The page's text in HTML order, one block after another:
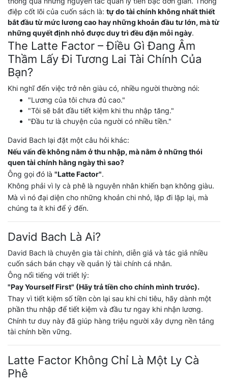
điệp cốt lõi của cuốn sách là: tự do tài chính không nhất thiết
bắt đầu từ mức lương cao hay những khoản đầu tư lớn, mà từ
những quyết định nhỏ được duy trì đều đặn mỗi ngày.
The Latte Factor – Điều Gì Đang Âm
Thầm Lấy Đi Tương Lai Tài Chính Của
Bạn?
Khi nghĩ đến việc trở nên giàu có, nhiều người thường nói:
"Lương của tôi chưa đủ cao."
"Tôi sẽ bắt đầu tiết kiệm khi thu nhập tăng."
"Đầu tư là chuyện của người có nhiều tiền."
David Bach lại đặt một câu hỏi khác:
Nếu vấn đề không nằm ở thu nhập, mà nằm ở những thói
quen tài chính hằng ngày thì sao?
Ông gọi đó là "Latte Factor".
Không phải vì ly cà phê là nguyên nhân khiến bạn không giàu.
Mà vì nó đại diện cho những khoản chi nhỏ, lặp đi lặp lại, mà
chúng ta ít khi để ý đến.
David Bach Là Ai?
David Bach là chuyên gia tài chính, diễn giả và tác giả nhiều
cuốn sách bán chạy về quản lý tài chính cá nhân.
Ông nổi tiếng với triết lý:
"Pay Yourself First" (Hãy trả tiền cho chính mình trước).
Thay vì tiết kiệm số tiền còn lại sau khi chi tiêu, hãy dành một
phần thu nhập để tiết kiệm và đầu tư ngay khi nhận lương.
Chính tư duy này đã giúp hàng triệu người xây dựng nền tảng
tài chính bền vững.
Latte Factor Không Chỉ Là Một Ly Cà
Phê